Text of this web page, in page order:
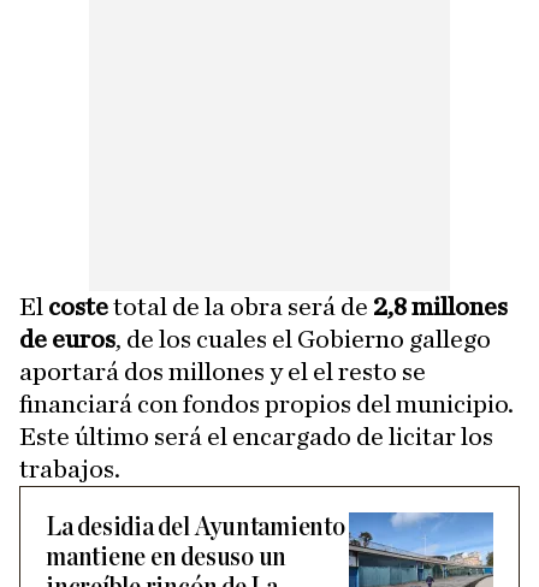
El costetotal de la obra será de 2,8 millones
de euros, de los cuales el Gobierno gallego
aportará dos millones y el el resto se
financiará con fondos propios del municipio.
Este último será el encargado de licitar los
trabajos.
La desidia del Ayuntamiento
mantiene en desuso un